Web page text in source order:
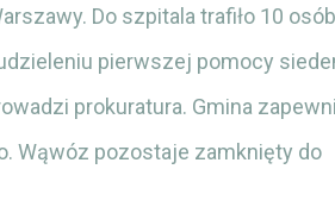
Do szpitala trafiło 10
pierwszej pomocy
prokuratura. Gmina
Wąwóz pozostaje zamknięty do